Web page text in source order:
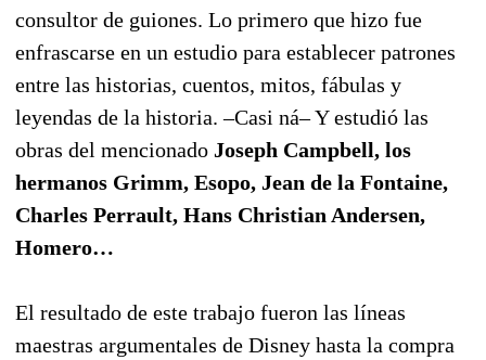
consultor de guiones. Lo primero que hizo fue
enfrascarse en un estudio para establecer patrones
entre las historias, cuentos, mitos, fábulas y
leyendas de la historia. –Casi ná– Y estudió las
obras del mencionado Joseph Campbell, los
hermanos Grimm, Esopo, Jean de la Fontaine,
Charles Perrault, Hans Christian Andersen,
Homero…
El resultado de este trabajo fueron las líneas
maestras argumentales de Disney hasta la compra